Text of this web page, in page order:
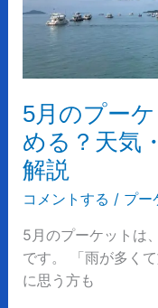
5月のプー
める？天気
解説
コメントする / プー
5月のプーケットは
です。 「雨が多く
に思う方も
ケ
ト
｜
雨
季
で
も
楽
め
る？
天